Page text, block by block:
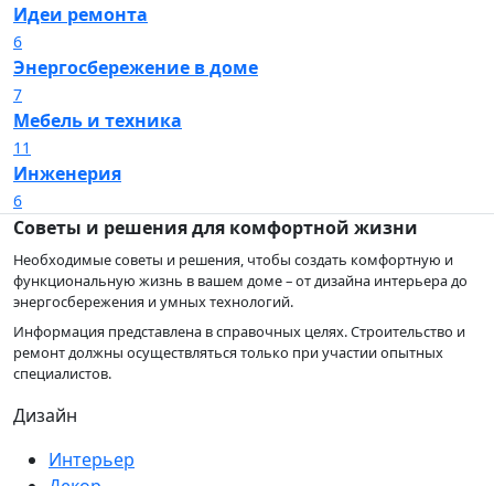
Идеи ремонта
6
Энергосбережение в доме
7
Мебель и техника
11
Инженерия
6
Советы и решения для комфортной жизни
Необходимые советы и решения, чтобы создать комфортную и
функциональную жизнь в вашем доме – от дизайна интерьера до
энергосбережения и умных технологий.
Информация представлена в справочных целях. Строительство и
ремонт должны осуществляться только при участии опытных
специалистов.
Дизайн
Интерьер